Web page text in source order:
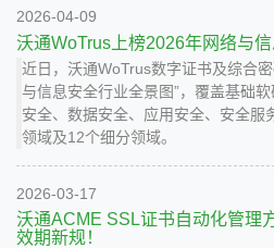
2026-04-09
沃通WoTrus上榜2026年网络与
近日，沃通WoTrus数字证书及综合
与信息安全行业全景图”，覆盖基础
安全、数据安全、应用安全、安全服
领域及12个细分领域。
2026-03-17
沃通ACME SSL证书自动化管理
效期新规！